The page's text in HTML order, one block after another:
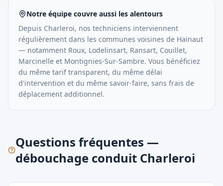
Notre équipe couvre aussi les alentours
Depuis Charleroi, nos techniciens interviennent
régulièrement dans les communes voisines de Hainaut
— notamment Roux, Lodelinsart, Ransart, Couillet,
Marcinelle et Montignies-Sur-Sambre. Vous bénéficiez
du même tarif transparent, du même délai
d'intervention et du même savoir-faire, sans frais de
déplacement additionnel.
Questions fréquentes —
débouchage conduit Charleroi